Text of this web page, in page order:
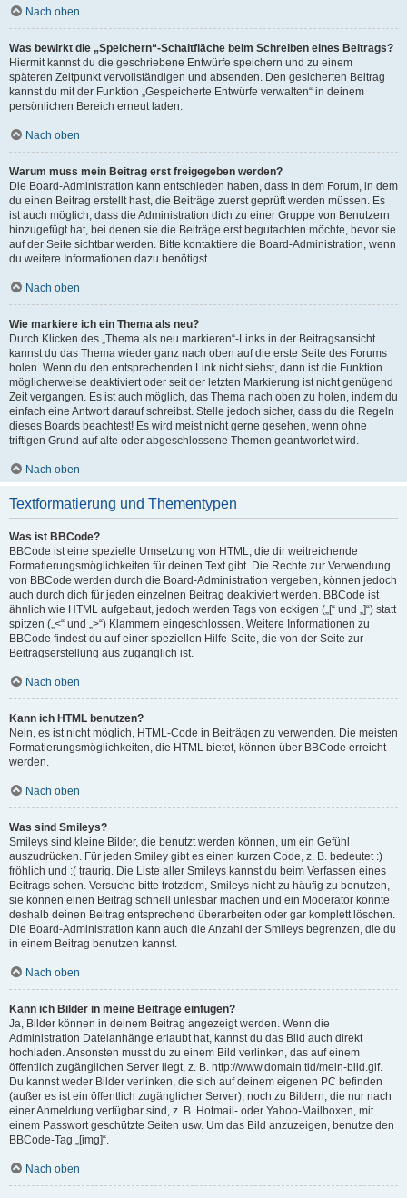
Nach oben
Was bewirkt die „Speichern“-Schaltfläche beim Schreiben eines Beitrags?
Hiermit kannst du die geschriebene Entwürfe speichern und zu einem
späteren Zeitpunkt vervollständigen und absenden. Den gesicherten Beitrag
kannst du mit der Funktion „Gespeicherte Entwürfe verwalten“ in deinem
persönlichen Bereich erneut laden.
Nach oben
Warum muss mein Beitrag erst freigegeben werden?
Die Board-Administration kann entschieden haben, dass in dem Forum, in dem
du einen Beitrag erstellt hast, die Beiträge zuerst geprüft werden müssen. Es
ist auch möglich, dass die Administration dich zu einer Gruppe von Benutzern
hinzugefügt hat, bei denen sie die Beiträge erst begutachten möchte, bevor sie
auf der Seite sichtbar werden. Bitte kontaktiere die Board-Administration, wenn
du weitere Informationen dazu benötigst.
Nach oben
Wie markiere ich ein Thema als neu?
Durch Klicken des „Thema als neu markieren“-Links in der Beitragsansicht
kannst du das Thema wieder ganz nach oben auf die erste Seite des Forums
holen. Wenn du den entsprechenden Link nicht siehst, dann ist die Funktion
möglicherweise deaktiviert oder seit der letzten Markierung ist nicht genügend
Zeit vergangen. Es ist auch möglich, das Thema nach oben zu holen, indem du
einfach eine Antwort darauf schreibst. Stelle jedoch sicher, dass du die Regeln
dieses Boards beachtest! Es wird meist nicht gerne gesehen, wenn ohne
triftigen Grund auf alte oder abgeschlossene Themen geantwortet wird.
Nach oben
Textformatierung und Thementypen
Was ist BBCode?
BBCode ist eine spezielle Umsetzung von HTML, die dir weitreichende
Formatierungsmöglichkeiten für deinen Text gibt. Die Rechte zur Verwendung
von BBCode werden durch die Board-Administration vergeben, können jedoch
auch durch dich für jeden einzelnen Beitrag deaktiviert werden. BBCode ist
ähnlich wie HTML aufgebaut, jedoch werden Tags von eckigen („[“ und „]“) statt
spitzen („<“ und „>“) Klammern eingeschlossen. Weitere Informationen zu
BBCode findest du auf einer speziellen Hilfe-Seite, die von der Seite zur
Beitragserstellung aus zugänglich ist.
Nach oben
Kann ich HTML benutzen?
Nein, es ist nicht möglich, HTML-Code in Beiträgen zu verwenden. Die meisten
Formatierungsmöglichkeiten, die HTML bietet, können über BBCode erreicht
werden.
Nach oben
Was sind Smileys?
Smileys sind kleine Bilder, die benutzt werden können, um ein Gefühl
auszudrücken. Für jeden Smiley gibt es einen kurzen Code, z. B. bedeutet :)
fröhlich und :( traurig. Die Liste aller Smileys kannst du beim Verfassen eines
Beitrags sehen. Versuche bitte trotzdem, Smileys nicht zu häufig zu benutzen,
sie können einen Beitrag schnell unlesbar machen und ein Moderator könnte
deshalb deinen Beitrag entsprechend überarbeiten oder gar komplett löschen.
Die Board-Administration kann auch die Anzahl der Smileys begrenzen, die du
in einem Beitrag benutzen kannst.
Nach oben
Kann ich Bilder in meine Beiträge einfügen?
Ja, Bilder können in deinem Beitrag angezeigt werden. Wenn die
Administration Dateianhänge erlaubt hat, kannst du das Bild auch direkt
hochladen. Ansonsten musst du zu einem Bild verlinken, das auf einem
öffentlich zugänglichen Server liegt, z. B. http://www.domain.tld/mein-bild.gif.
Du kannst weder Bilder verlinken, die sich auf deinem eigenen PC befinden
(außer es ist ein öffentlich zugänglicher Server), noch zu Bildern, die nur nach
einer Anmeldung verfügbar sind, z. B. Hotmail- oder Yahoo-Mailboxen, mit
einem Passwort geschützte Seiten usw. Um das Bild anzuzeigen, benutze den
BBCode-Tag „[img]“.
Nach oben